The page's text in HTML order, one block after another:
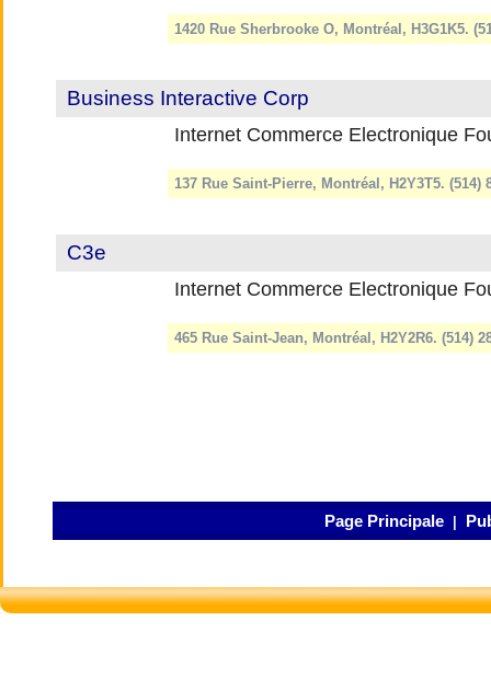
1420 Rue Sherbrooke O, Montréal, H3G1K5.
Business Interactive Corp
Internet Commerce Electronique
137 Rue Saint-Pierre, Montréal, H2Y3T5. (514)
C3e
Internet Commerce Electronique
465 Rue Saint-Jean, Montréal, H2Y2R6. (514)
Page Principale|